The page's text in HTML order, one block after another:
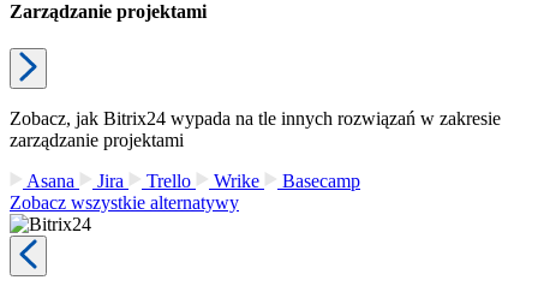
Zarządzanie projektami
Zobacz, jak Bitrix24 wypada na tle innych rozwiązań w zakresie
zarządzanie projektami
Asana
Jira Trello Wrike
Basecamp
Zobacz wszystkie alternatywy